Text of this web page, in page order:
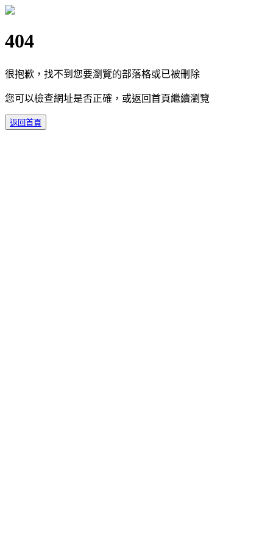
404
很抱歉，找不到您要瀏覽的部落格或已被刪除
您可以檢查網址是否正確，或返回首頁繼續瀏覽
返回首頁